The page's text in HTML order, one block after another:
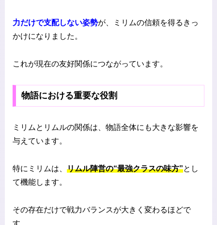
力だけで支配しない姿勢が、ミリムの信頼を得るきっ
かけになりました。
これが現在の友好関係につながっています。
物語における重要な役割
ミリムとリムルの関係は、物語全体にも大きな影響を
与えています。
特にミリムは、 リムル陣営の“最強クラスの味方”とし
て機能します。
その存在だけで戦力バランスが大きく変わるほどで
す。